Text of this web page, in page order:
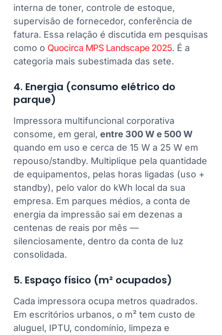
interna de toner, controle de estoque,
supervisão de fornecedor, conferência de
fatura. Essa relação é discutida em pesquisas
como o Quocirca MPS Landscape 2025. É a
categoria mais subestimada das sete.
4. Energia (consumo elétrico do
parque)
Impressora multifuncional corporativa
consome, em geral, entre 300 W e 500 W
quando em uso e cerca de 15 W a 25 W em
repouso/standby. Multiplique pela quantidade
de equipamentos, pelas horas ligadas (uso +
standby), pelo valor do kWh local da sua
empresa. Em parques médios, a conta de
energia da impressão sai em dezenas a
centenas de reais por mês —
silenciosamente, dentro da conta de luz
consolidada.
5. Espaço físico (m² ocupados)
Cada impressora ocupa metros quadrados.
Em escritórios urbanos, o m² tem custo de
aluguel, IPTU, condomínio, limpeza e